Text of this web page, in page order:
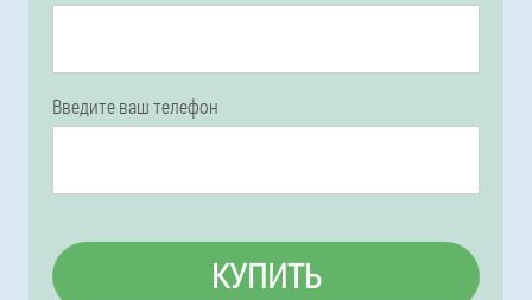
Введите ваш телефон
КУПИТЬ